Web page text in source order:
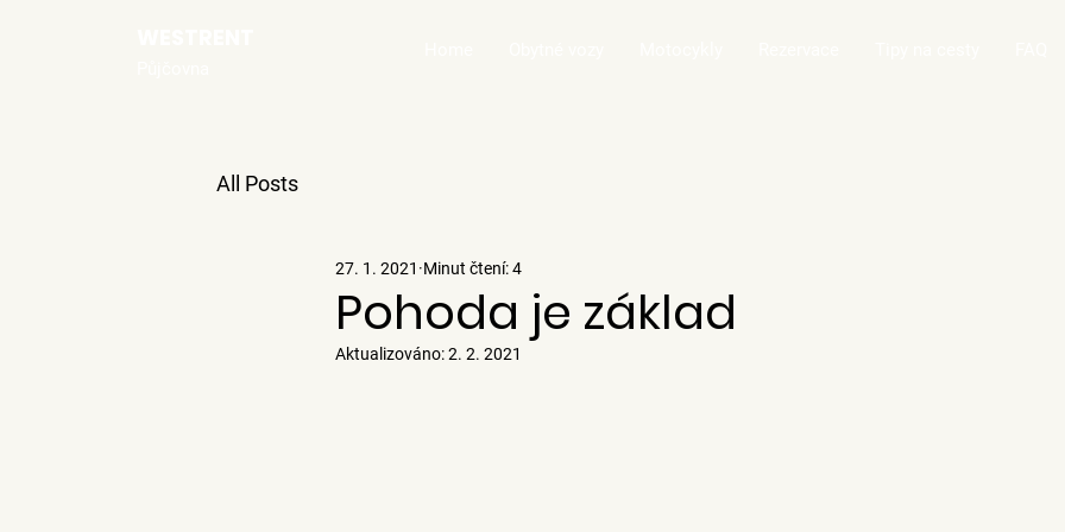
All Posts
Pohoda je základ
27. 1. 2021 Minut čtení: 4
Aktualizováno:2. 2. 2021